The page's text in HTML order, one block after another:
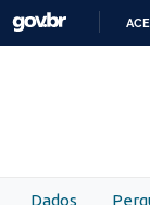
Skip to main content
Dados